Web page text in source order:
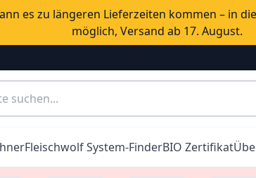
es zu längeren Lieferzeiten kommen – in
möglich, Versand ab 17. August.
Fleischwolf System-FinderBIO Zertifikat